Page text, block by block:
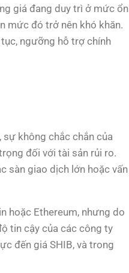
giá đang duy trì ở mức ổn
mức đó trở nên khó khăn.
ngưỡng hỗ trợ chính
sự không chắc chắn của
đối với tài sản rủi ro.
sàn giao dịch lớn hoặc vấn
hoặc Ethereum, nhưng do
tin cậy của các công ty
đến giá SHIB, và trong